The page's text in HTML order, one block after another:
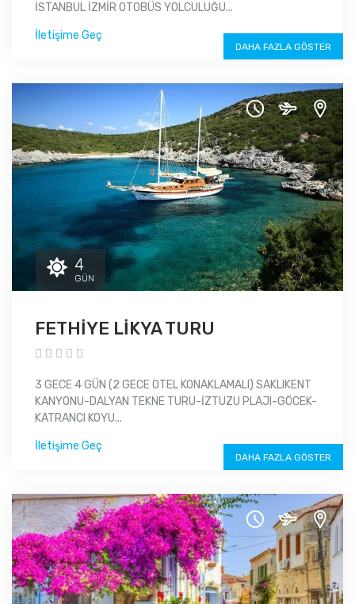
İSTANBUL İZMİR OTOBÜS YOLCULUĞU...
İletişime Geç
DAHA FAZLA GÖSTER
4
GÜN
FETHİYE LİKYA TURU
3 GECE 4 GÜN (2 GECE OTEL KONAKLAMALI) SAKLIKENT
KANYONU-DALYAN TEKNE TURU-İZTUZU PLAJI-GÖCEK-
KATRANCI KOYU...
İletişime Geç
DAHA FAZLA GÖSTER